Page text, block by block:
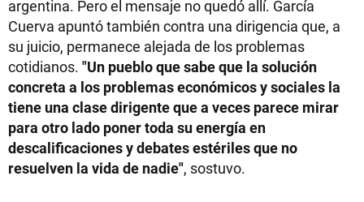
argentina. Pero el mensaje no quedó allí. García
Cuerva apuntó también contra una dirigencia que, a
su juicio, permanece alejada de los problemas
cotidianos. "Un pueblo que sabe que la solución
concreta a los problemas económicos y sociales la
tiene una clase dirigente que a veces parece mirar
para otro lado poner toda su energía en
descalificaciones y debates estériles que no
resuelven la vida de nadie", sostuvo.